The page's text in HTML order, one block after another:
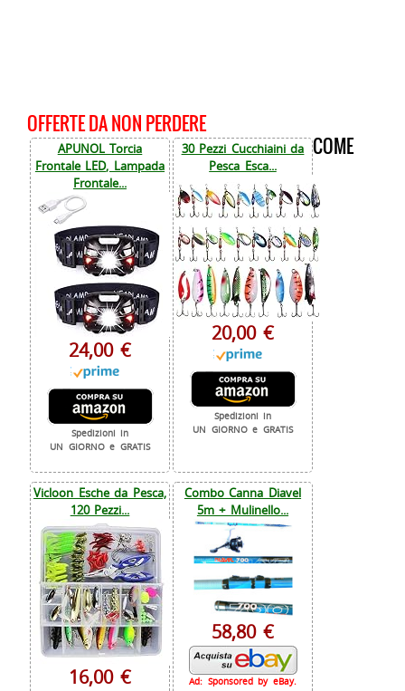
OFFERTE DA NON PERDERE
APUNOL Torcia
Frontale LED, Lampada
Frontale...
24,00 €
Spedizioni in
UN GIORNO e GRATIS
30 Pezzi Cucchiaini da
Pesca Esca...
20,00 €
Spedizioni in
UN GIORNO e GRATIS
Vicloon Esche da Pesca,
120 Pezzi...
16,00 €
Combo Canna Diavel
5m + Mulinello...
58,80 €
Ad: Sponsored by eBay.
COME